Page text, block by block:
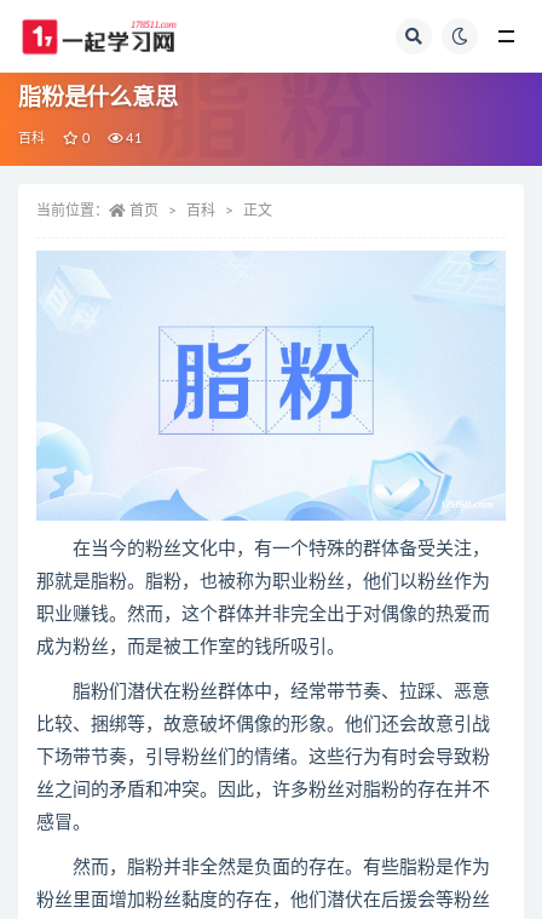
脂粉是什么意思
百科 0 41
当前位置： 首页 百科 正文
在当今的粉丝文化中，有一个特殊的群体备受关注，
那就是脂粉。脂粉，也被称为职业粉丝，他们以粉丝作为
职业赚钱。然而，这个群体并非完全出于对偶像的热爱而
成为粉丝，而是被工作室的钱所吸引。
脂粉们潜伏在粉丝群体中，经常带节奏、拉踩、恶意
比较、捆绑等，故意破坏偶像的形象。他们还会故意引战
下场带节奏，引导粉丝们的情绪。这些行为有时会导致粉
丝之间的矛盾和冲突。因此，许多粉丝对脂粉的存在并不
感冒。
然而，脂粉并非全然是负面的存在。有些脂粉是作为
粉丝里面增加粉丝黏度的存在，他们潜伏在后援会等粉丝